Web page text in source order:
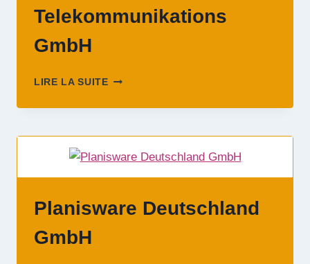
Telekommunikations
GmbH
LIRE LA SUITEM-
TELEKOMMUNIKATIONS
Planisware Deutschland
GmbH